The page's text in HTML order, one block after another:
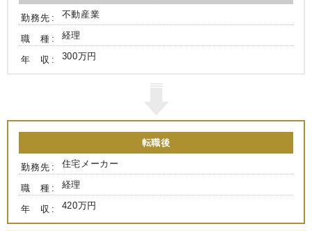
勤務先 不動産業
職 種 経理
年 収 300万円
転職後
勤務先 住宅メーカー
職 種 経理
年 収 420万円